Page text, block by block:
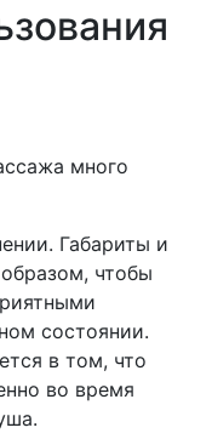
много
Габариты и
чтобы
состоянии.
в том, что
во время